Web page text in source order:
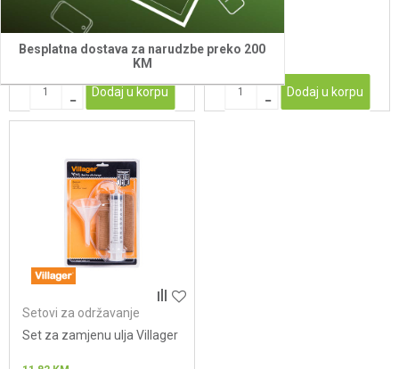
Besplatna dostava za narudzbe preko 200
KM
Dodaj u korpu Dodaj u korpu
Setovi za održavanje
Set za zamjenu ulja Villager